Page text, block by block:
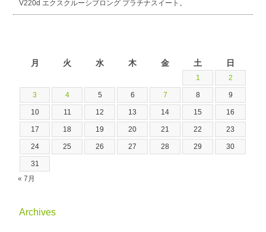
V220d エクスクルーシブロング プラチナスイート。
月 火 水 木 金 土 日
1 2
3 4 5 6 7 8 9
10 11 12 13 14 15 16
17 18 19 20 21 22 23
24 25 26 27 28 29 30
31
« 7月
Archives